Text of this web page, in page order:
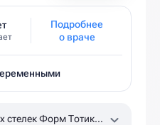
Подробнее
о враче
стелек Форм Тотикс